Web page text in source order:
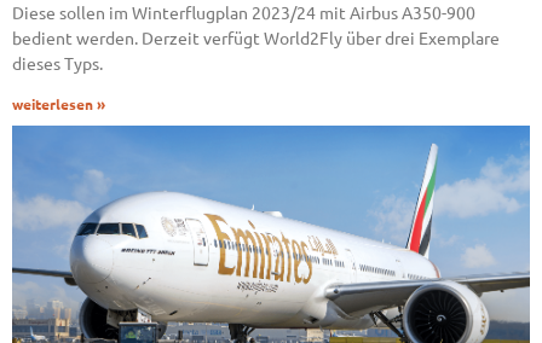
Diese sollen im Winterflugplan 2023/24 mit Airbus A350-900
bedient werden. Derzeit verfügt World2Fly über drei Exemplare
dieses Typs.
weiterlesen »